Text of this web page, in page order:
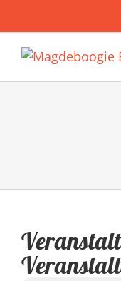
Inhalt
springen